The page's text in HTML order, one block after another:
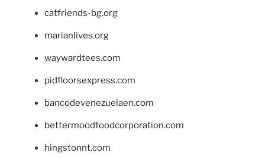
catfriends-bg.org
marianlives.org
waywardtees.com
pidfloorsexpress.com
bancodevenezuelaen.com
bettermoodfoodcorporation.com
hingstonnt.com